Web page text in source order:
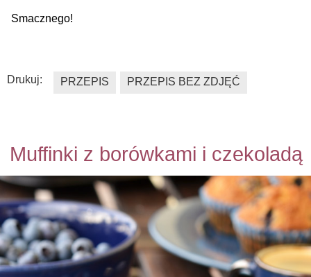
Smacznego!
Drukuj: PRZEPIS PRZEPIS BEZ ZDJĘĆ
Muffinki z borówkami i czekoladą